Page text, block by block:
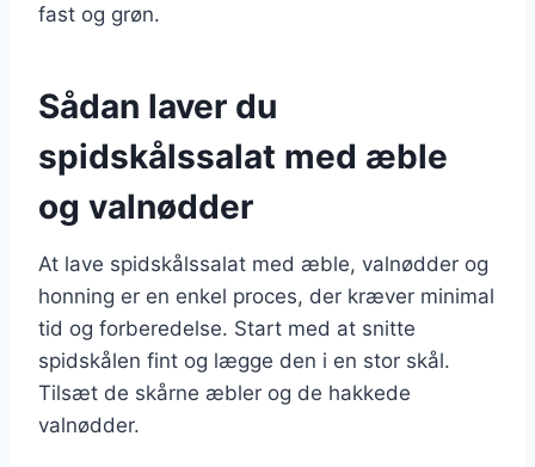
fast og grøn.
Sådan laver du
spidskålssalat med æble
og valnødder
At lave spidskålssalat med æble, valnødder og
honning er en enkel proces, der kræver minimal
tid og forberedelse. Start med at snitte
spidskålen fint og lægge den i en stor skål.
Tilsæt de skårne æbler og de hakkede
valnødder.